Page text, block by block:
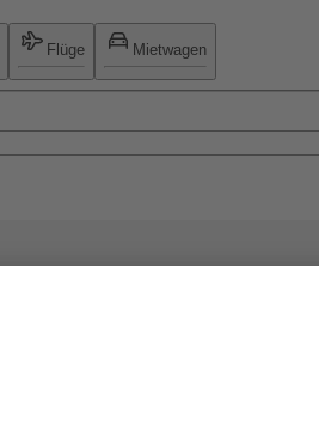
Flüge Mietwagen